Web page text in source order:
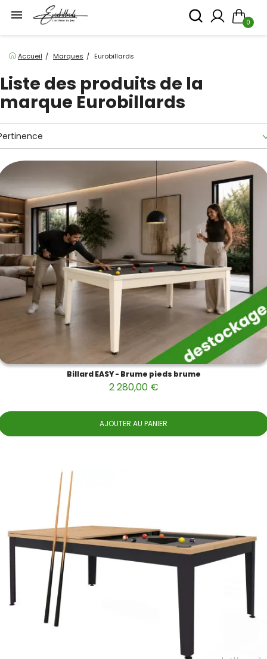

0
Accueil Marques Eurobillards
Liste des produits de la
marque Eurobillards
Billard EASY - Brume pieds brume
2 280,00 €
AJOUTER AU PANIER